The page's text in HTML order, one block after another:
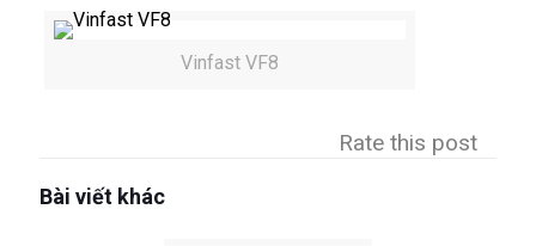
Vinfast VF8
Rate this post
Bài viết khác